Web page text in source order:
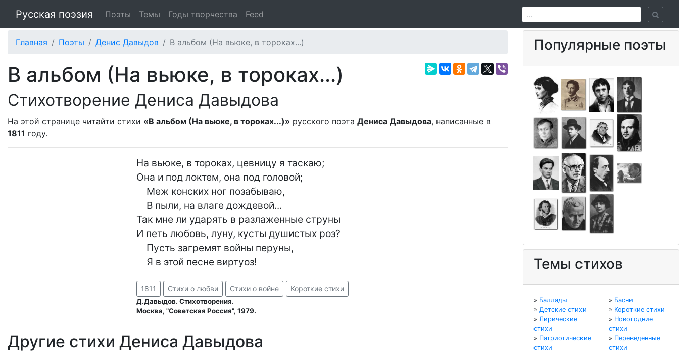
Русская поэзия Поэты Темы Годы творчества Feed
Главная Поэты Денис Давыдов В альбом (На вьюке, в тороках...)
В альбом (На вьюке, в тороках...)
Стихотворение Дениса Давыдова
На этой странице читайти стихи «В альбом (На вьюке, в тороках...)» русского поэта Дениса Давыдова, написанные в
1811 году.
На вьюке, в тороках, цевницу я таскаю;
Она и под локтем, она под головой;
Так мне ли ударять в разлаженные струны
И петь любовь, луну, кусты душистых роз?
    Я в этой песне виртуоз!
1811 Стихи о любви Стихи о войне Короткие стихи
Д.Давыдов. Стихотворения.
Москва, "Советская Россия", 1979.
Другие стихи Дениса Давыдова
Популярные поэты
Темы стихов
» Баллады » Басни
» Детские стихи » Короткие стихи
» Лирические
стихи
» Новогодние
стихи
» Патриотические
стихи
» Переведенные
стихи